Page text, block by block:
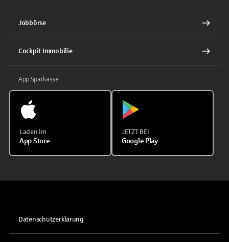
Jobbörse
Cockpit Immobilie
App Sparkasse
Laden im
App Store
JETZT BEI
Google Play
Datenschutzerklärung